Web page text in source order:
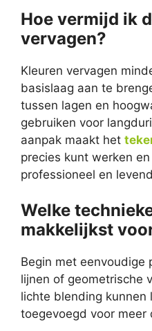
Hoe vermijd ik
vervagen?
Kleuren vervagen
basislaag aan te
tussen lagen en
gebruiken voor
aanpak maakt het
precies kunt werken
professioneel en
Welke
makkelijkst
Begin met eenvoudige
lijnen of geometrische
lichte blending kunnen
toegevoegd voor